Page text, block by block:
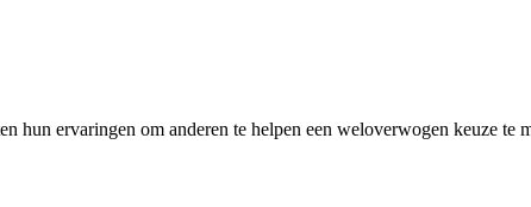
ervaringen om anderen te helpen een weloverwogen keuze te